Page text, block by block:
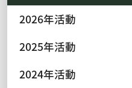
2026年活動
2025年活動
2024年活動